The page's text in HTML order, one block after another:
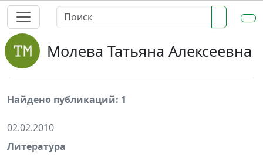
Молева Татьяна Алексеевна
Найдено публикаций: 1
02.02.2010
Литература